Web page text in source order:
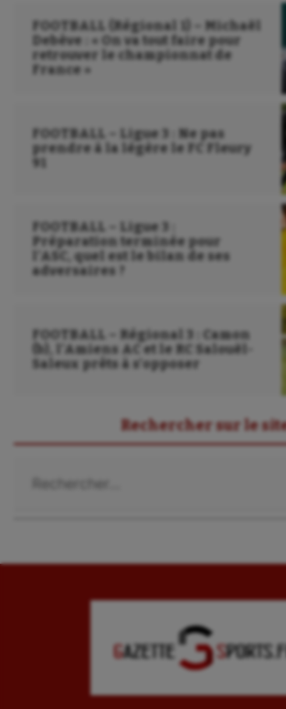
Voile
Wakeboard
FOOTBALL (Régional 1) – Michaël
Debève : « On va tout faire pour
retrouver le championnat de
France »
FOOTBALL – Ligue 3 : Ne pas
prendre à la légère le FC Fleury
91
FOOTBALL – Ligue 3 :
Préparation terminée pour
l’ASC, quel est le bilan de ses
adversaires ?
FOOTBALL – Régional 3 : Camon
(b), l’Amiens AC et le RC Salouël-
Saleux prêts à s’opposer
Rechercher sur le